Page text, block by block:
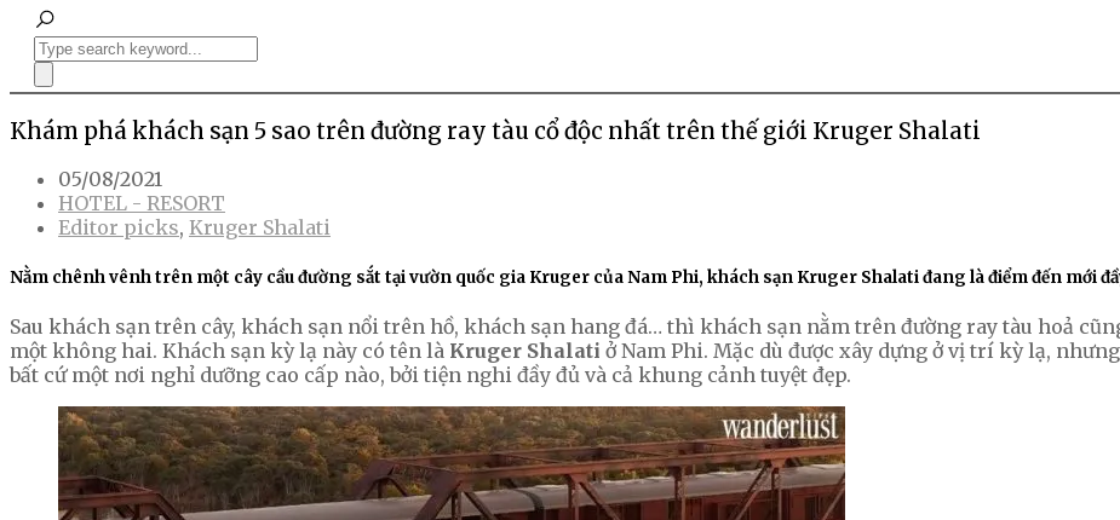
Khám phá khách sạn 5 sao trên đường ray tàu cổ độc nhất trên thế giới Kruger Shalati
05/08/2021
HOTEL - RESORT
Editor picks, Kruger Shalati
Nằm chênh vênh trên một cây cầu đường sắt tại vườn quốc gia Kruger của Nam Phi, khách sạn Kruger Shalati đang là điểm đến mới
Sau khách sạn trên cây, khách sạn nổi trên hồ, khách sạn hang đá… thì khách sạn nằm trên đường ray tàu hoả
một không hai. Khách sạn kỳ lạ này có tên là Kruger Shalati ở Nam Phi. Mặc dù được xây dựng ở vị trí kỳ lạ, nhưng
bất cứ một nơi nghỉ dưỡng cao cấp nào, bởi tiện nghi đầy đủ và cả khung cảnh tuyệt đẹp.